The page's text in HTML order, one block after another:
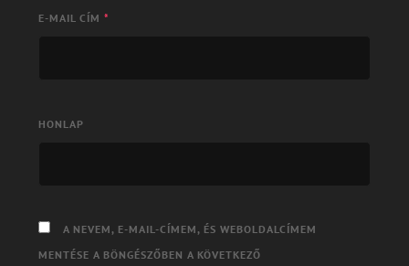
E-MAIL CÍM *
HONLAP
A NEVEM, E-MAIL-CÍMEM, ÉS WEBOLDALCÍMEM
MENTÉSE A BÖNGÉSZŐBEN A KÖVETKEZŐ